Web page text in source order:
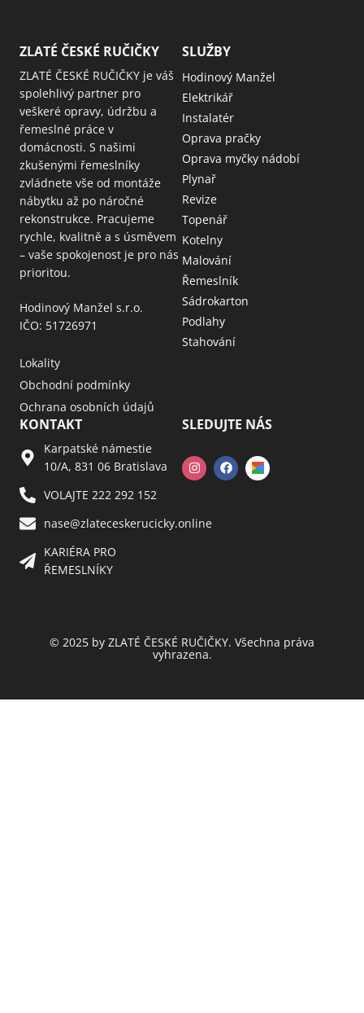
ZLATÉ ČESKÉ RUČIČKY
ZLATÉ ČESKÉ RUČIČKY je váš
spolehlivý partner pro
veškeré opravy, údržbu a
řemeslné práce v
domácnosti. S našimi
zkušenými řemeslníky
zvládnete vše od montáže
nábytku až po náročné
rekonstrukce. Pracujeme
rychle, kvalitně a s úsměvem
– vaše spokojenost je pro nás
prioritou.
Hodinový Manžel s.r.o.
IČO: 51726971
Lokality
Obchodní podmínky
Ochrana osobních údajů
SLUŽBY
Hodinový Manžel
Elektrikář
Instalatér
Oprava pračky
Oprava myčky nádobí
Plynař
Revize
Topenář
Kotelny
Malování
Řemeslník
Sádrokarton
Podlahy
Stahování
KONTAKT
Karpatské námestie
10/A, 831 06 Bratislava
VOLAJTE 222 292 152
nase@zlateceskerucicky.online
KARIÉRA PRO
ŘEMESLNÍKY
SLEDUJTE NÁS
© 2025 by ZLATÉ ČESKÉ RUČIČKY. Všechna práva
vyhrazena.